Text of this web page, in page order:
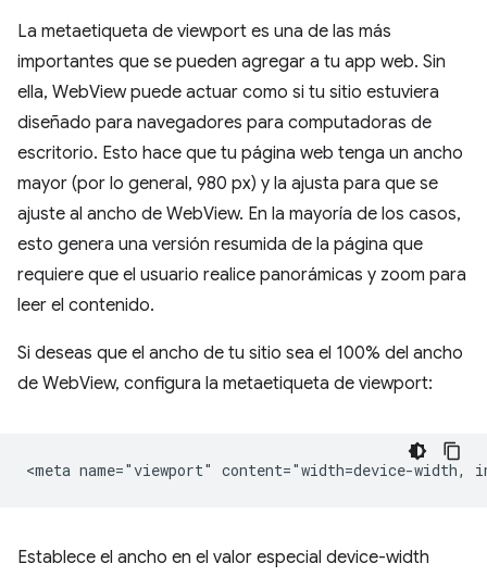
La metaetiqueta de viewport es una de las más
importantes que se pueden agregar a tu app web. Sin
ella, WebView puede actuar como si tu sitio estuviera
diseñado para navegadores para computadoras de
escritorio. Esto hace que tu página web tenga un ancho
mayor (por lo general, 980 px) y la ajusta para que se
ajuste al ancho de WebView. En la mayoría de los casos,
esto genera una versión resumida de la página que
requiere que el usuario realice panorámicas y zoom para
leer el contenido.
Si deseas que el ancho de tu sitio sea el 100% del ancho
de WebView, configura la metaetiqueta de viewport:
Establece el ancho en el valor especial device-width